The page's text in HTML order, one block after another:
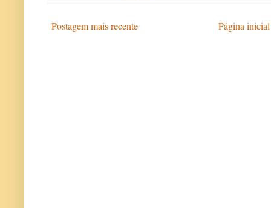
Postagem mais recente Página inicial